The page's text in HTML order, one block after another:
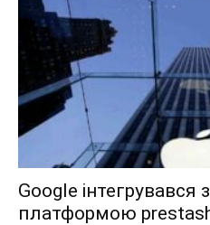
Google інтегрувався
платформою